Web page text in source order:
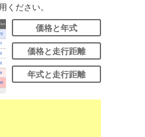
ください。
価格と年式
価格と走行距離
年式と走行距離